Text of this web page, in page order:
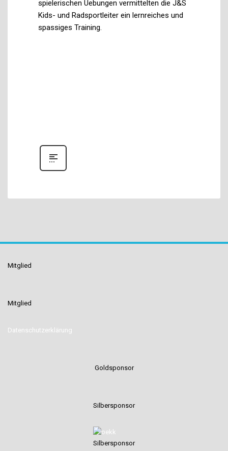
spielerischen Uebungen vermittelten die J&S
Kids- und Radsportleiter ein lernreiches und
spassiges Training.
Mitglied
Mitglied
Datenschutzerklärung
Goldsponsor
Silbersponsor
Silbersponsor